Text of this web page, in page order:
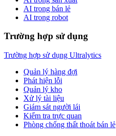
AI trong bán lẻ
AI trong robot
Trường hợp sử dụng
Trường hợp sử dụng Ultralytics
Quản lý hàng đợi
Phát hiện lỗi
Quản lý kho
Xử lý tài liệu
Giám sát người lái
Kiểm tra trực quan
Phòng chống thất thoát bán lẻ